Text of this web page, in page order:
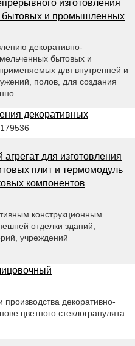
изготовления
бытовых и промышленных
декоративно-
бытовых и
для внутренней и
полов, для создания
.
декоративных
для изготовления
плит и термомодуль
компонентов
конструкционным
отделки зданий,
учреждений
производства декоративно-
цветного стеклогранулята